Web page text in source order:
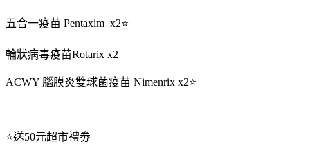
五合一疫苗 Pentaxim x2⭐
輪狀病毒疫苗Rotarix x2
ACWY 腦膜炎雙球菌疫苗 Nimenrix x2⭐
⭐送50元超市禮劵